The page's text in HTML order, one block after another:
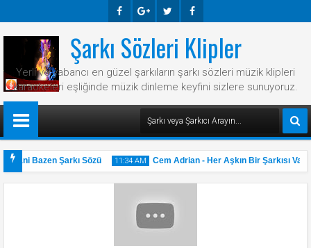
Ook E-
Plus
R Ook
Şarkı Sözleri Klipler
Yerli ve yabancı en güzel şarkıların şarkı sözleri müzik klipleri
karaokeleri eşliğinde müzik dinleme keyfini sizlere sunuyoruz.
Hani Bazen Şarkı Sözü 11:34 AM Cem Adrian - Her Aşkın Bir Şarkısı Var